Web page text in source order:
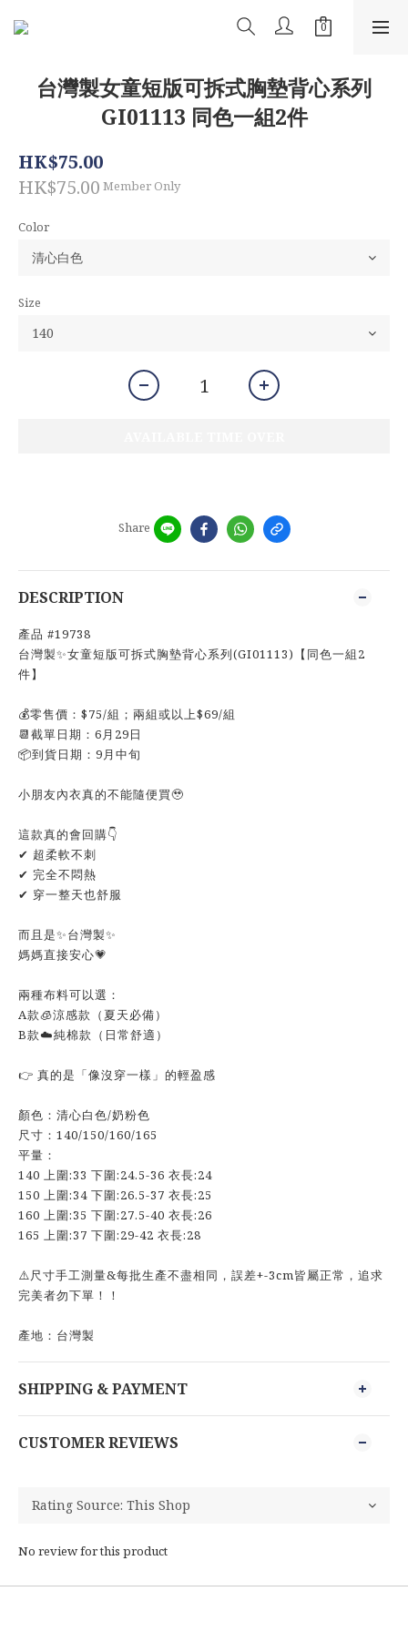
台灣製女童短版可拆式胸墊背心系列
GI01113 同色一組2件
HK$75.00
HK$75.00 Member Only
Color
Size
Share
DESCRIPTION
產品 #19738
台灣製✨女童短版可拆式胸墊背心系列(GI01113)【同色一組2
件】
💰零售價：$75/組；兩組或以上$69/組
📆截單日期：6月29日
📦到貨日期：9月中旬
小朋友內衣真的不能隨便買🥹
這款真的會回購👇
✔ 超柔軟不刺
✔ 完全不悶熱
✔ 穿一整天也舒服
而且是✨台灣製✨
媽媽直接安心💗
兩種布料可以選：
A款🧊涼感款（夏天必備）
B款☁️純棉款（日常舒適）
👉 真的是「像沒穿一樣」的輕盈感
顏色：清心白色/奶粉色
尺寸：140/150/160/165
平量：
140 上圍:33 下圍:24.5-36 衣長:24
150 上圍:34 下圍:26.5-37 衣長:25
160 上圍:35 下圍:27.5-40 衣長:26
165 上圍:37 下圍:29-42 衣長:28
⚠️尺寸手工測量&每批生產不盡相同，誤差+-3cm皆屬正常，追求
完美者勿下單！！
產地：台灣製
SHIPPING & PAYMENT
CUSTOMER REVIEWS
No review for this product